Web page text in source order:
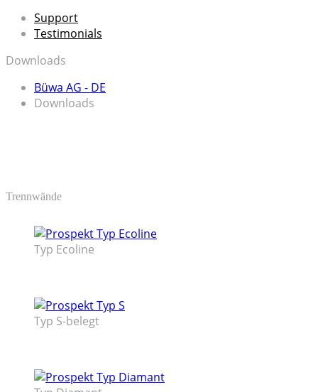
Support
Testimonials
Downloads
Büwa AG - DE
Downloads
Trennwände
Typ Ecoline
Typ S-belegt